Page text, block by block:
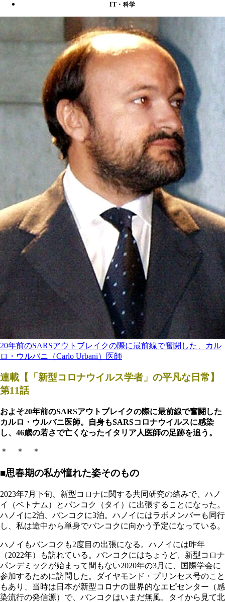
IT・科学
20年前のSARSアウトブレイクの際に最前線で奮闘した、カル
ロ・ウルバニ（Carlo Urbani）医師
連載【「新型コロナウイルス学者」の平凡な日常】
第11話
およそ20年前のSARSアウトブレイクの際に最前線で奮闘した
カルロ・ウルバニ医師。自身もSARSコロナウイルスに感染
し、46歳の若さで亡くなったイタリア人医師の足跡を追う。
＊ ＊ ＊
■思春期の私が憧れた姿そのもの
2023年7月下旬、新型コロナに関する共同研究の絡みで、ハノ
イ（ベトナム）とバンコク（タイ）に出張することになった。
ハノイに2泊、バンコクに3泊。ハノイにはラボメンバーも同行
し、私は途中から単身でバンコクに向かう予定になっている。
ハノイもバンコクも2度目の出張になる。ハノイには昨年
（2022年）も訪れている。バンコクにはちょうど、新型コロナ
パンデミックが始まって間もない2020年の3月に、国際学会に
参加するために訪問した。ダイヤモンド・プリンセス号のこと
もあり、当時は日本が新型コロナの世界的なエピセンター（感
染流行の発信源）で、バンコクはいまだ無風。タイから見て北